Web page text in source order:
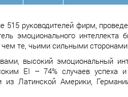
515 руководителей фирм,
эмоционального
чем те, чьими сильными
высокий эмоциональный
EI – 74% случаев успеха
из Латинской Америки,